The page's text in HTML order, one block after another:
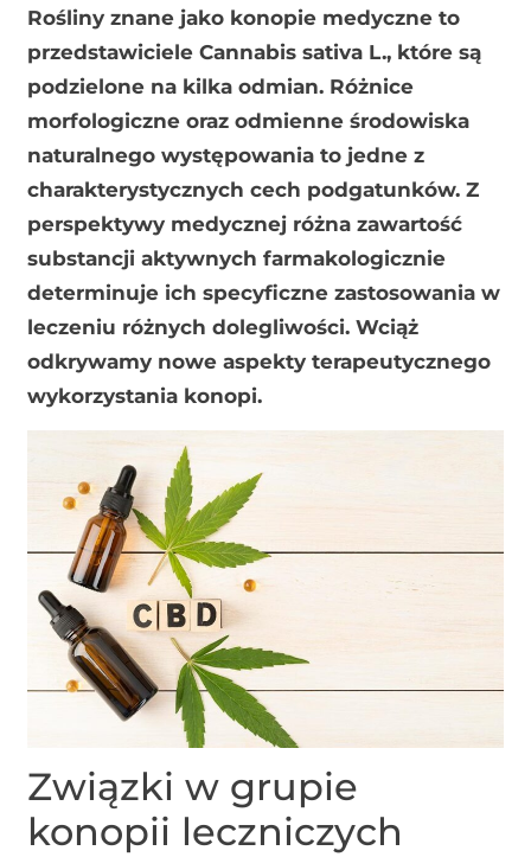
Rośliny znane jako konopie medyczne to
przedstawiciele Cannabis sativa L., które są
podzielone na kilka odmian. Różnice
morfologiczne oraz odmienne środowiska
naturalnego występowania to jedne z
charakterystycznych cech podgatunków. Z
perspektywy medycznej różna zawartość
substancji aktywnych farmakologicznie
determinuje ich specyficzne zastosowania w
leczeniu różnych dolegliwości. Wciąż
odkrywamy nowe aspekty terapeutycznego
wykorzystania konopi.
Związki w grupie
konopii leczniczych